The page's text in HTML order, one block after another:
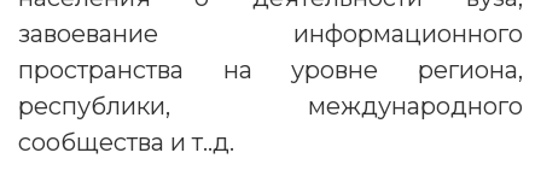
завоевание информационного
пространства на уровне региона,
республики, международного
сообщества и т..д.